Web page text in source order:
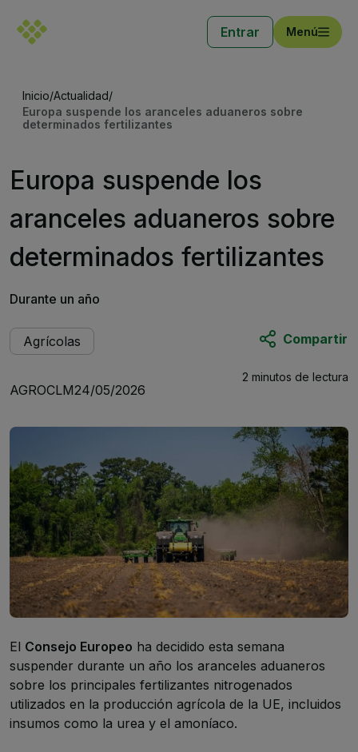
Entrar Menú
Inicio/Actualidad/
Europa suspende los aranceles aduaneros sobre
determinados fertilizantes
Europa suspende los
aranceles aduaneros sobre
determinados fertilizantes
Durante un año
Agrícolas Compartir
AGROCLM24/05/2026
2 minutos de lectura
El Consejo Europeo ha decidido esta semana
suspender durante un año los aranceles aduaneros
sobre los principales fertilizantes nitrogenados
utilizados en la producción agrícola de la UE, incluidos
insumos como la urea y el amoníaco.